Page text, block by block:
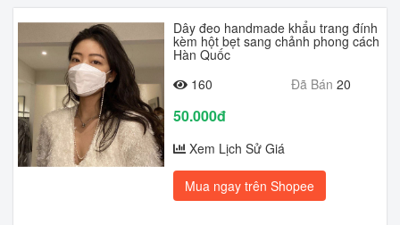
Dây đeo handmade khẩu trang đính
kèm hột bẹt sang chảnh phong cách
Hàn Quốc
160
Đã Bán 20
50.000đ
Xem Lịch Sử Giá
Mua ngay trên Shopee